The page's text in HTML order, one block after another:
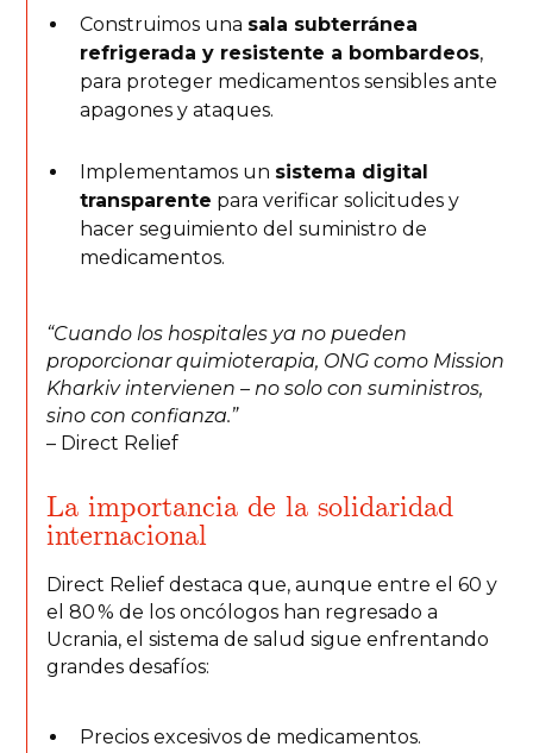
Construimos una sala subterránea
refrigerada y resistente a bombardeos,
para proteger medicamentos sensibles ante
apagones y ataques.
Implementamos un sistema digital
transparente para verificar solicitudes y
hacer seguimiento del suministro de
medicamentos.
“Cuando los hospitales ya no pueden
proporcionar quimioterapia, ONG como Mission
Kharkiv intervienen – no solo con suministros,
sino con confianza.”
– Direct Relief
La importancia de la solidaridad
internacional
Direct Relief destaca que, aunque entre el 60 y
el 80 % de los oncólogos han regresado a
Ucrania, el sistema de salud sigue enfrentando
grandes desafíos:
Precios excesivos de medicamentos.